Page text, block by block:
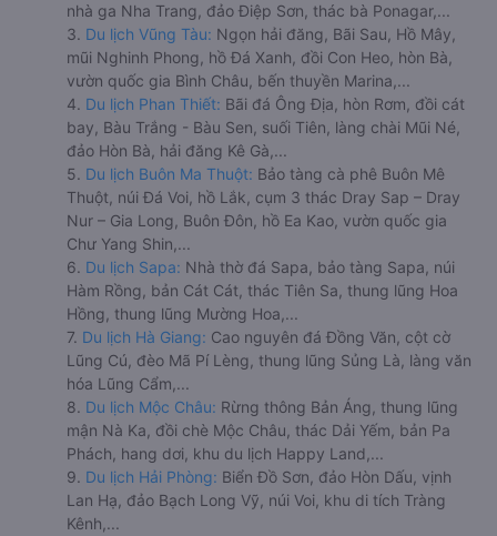
nhà ga Nha Trang, đảo Điệp Sơn, thác bà Ponagar,...
3. Du lịch Vũng Tàu: Ngọn hải đăng, Bãi Sau, Hồ Mây,
mũi Nghinh Phong, hồ Đá Xanh, đồi Con Heo, hòn Bà,
vườn quốc gia Bình Châu, bến thuyền Marina,...
4. Du lịch Phan Thiết: Bãi đá Ông Địa, hòn Rơm, đồi cát
bay, Bàu Trắng - Bàu Sen, suối Tiên, làng chài Mũi Né,
đảo Hòn Bà, hải đăng Kê Gà,...
5. Du lịch Buôn Ma Thuột: Bảo tàng cà phê Buôn Mê
Thuột, núi Đá Voi, hồ Lắk, cụm 3 thác Dray Sap – Dray
Nur – Gia Long, Buôn Đôn, hồ Ea Kao, vườn quốc gia
Chư Yang Shin,...
6. Du lịch Sapa: Nhà thờ đá Sapa, bảo tàng Sapa, núi
Hàm Rồng, bản Cát Cát, thác Tiên Sa, thung lũng Hoa
Hồng, thung lũng Mường Hoa,...
7. Du lịch Hà Giang: Cao nguyên đá Đồng Văn, cột cờ
Lũng Cú, đèo Mã Pí Lèng, thung lũng Sủng Là, làng văn
hóa Lũng Cẩm,...
8. Du lịch Mộc Châu: Rừng thông Bản Áng, thung lũng
mận Nà Ka, đồi chè Mộc Châu, thác Dải Yếm, bản Pa
Phách, hang dơi, khu du lịch Happy Land,...
9. Du lịch Hải Phòng: Biển Đồ Sơn, đảo Hòn Dấu, vịnh
Lan Hạ, đảo Bạch Long Vỹ, núi Voi, khu di tích Tràng
Kênh,...